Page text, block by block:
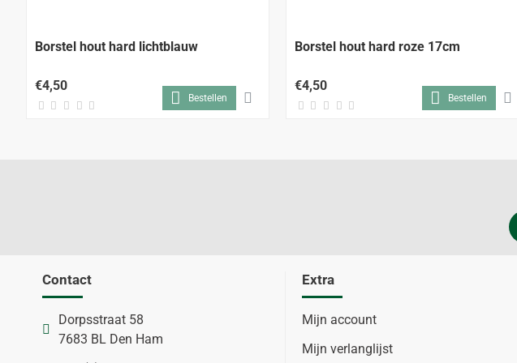
Borstel hout hard lichtblauw
€4,50
Bestellen
Borstel hout hard roze 17cm
€4,50
Bestellen
Contact
Dorpsstraat 58
7683 BL Den Ham
Extra
Mijn account
Mijn verlanglijst